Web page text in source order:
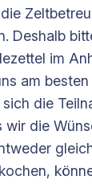
im
am
die
die